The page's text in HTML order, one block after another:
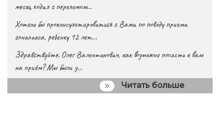
месяц ходил с переломом…
Хотели бы проконсультироваться с Вами по поводу приема
сонапакса, ребенку 12 лет…
Здравствуйте. Олег Валентинович, как возможно попасть к вам
на приём? Мы были у…
Читать больше